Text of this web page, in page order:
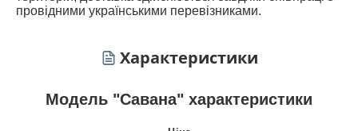
провідними українськими перевізниками.
Характеристики
Модель "Савана" характеристики